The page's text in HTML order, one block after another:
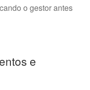
o gestor antes
e